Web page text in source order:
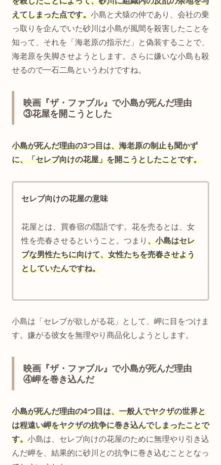
えてしまった点です。小島と犬猿の仲であり、会社の乗
っ取りを企んでいた砂川は小島が風間を殺害したことを
知って、それを「海老原の指示だ」と偽装することで、
海老原を失脚させようとします。さらに嫌いな小島も殺
せるので一石二鳥というわけですね。
映画『ザ・ファブル』で小島が死んだ理由
③花屋を開こうとした
小島が死んだ理由の3つ目は、海老原の制止も聞かず
に、「セレブ向けの花屋」を開こうとしたことです。
セレブ向けの花屋の意味
花屋とは、買春宿の隠語です。花を売るとは、女
性を売春させるということ。つまり 、小島はセレ
ブな男性たちに向けて、女性たちを売春させよう
としていたんですね。
小島は「セレブが欲しがる花」として、岬に目をつけま
す。嫌がる彼女を無理やり商品化しようとします。
映画『ザ・ファブル』で小島が死んだ理由
④岬を巻き込んだ
小島が死んだ理由の4つ目は、一般人でヤクザの世界と
は程遠い岬をヤクザの抗争に巻き込んでしまったことで
す。小島は、セレブ向けの花屋のために無理やり引き込
んだ岬を、結果的に砂川との抗争に巻き込むこととなっ